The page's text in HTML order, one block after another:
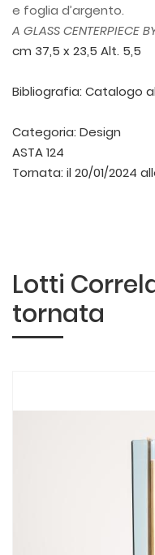
e foglia d’argento.
A GLASS CENTERPIECE
cm 37,5 x 23,5 Alt. 5,5
Bibliografia: Catalogo
Categoria: Design
ASTA 124
Tornata: il 20/01/2024
Lotti
tornata